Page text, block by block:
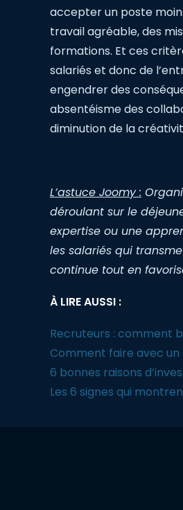
accepter un poste
travail agréable, des
formations. Et ces
salariés et donc de
engendrer des
absentéisme des
diminution de la
L’astuce Joomy :
déroulant sur le
expertise ou une
les salariés qui
continue tout en
À LIRE AUSSI :
Recruteurs : comment
Comment faire avec un
6 bonnes raisons
Les 6 signes qui